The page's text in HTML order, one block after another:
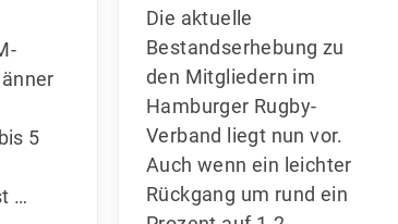
5
…
Die aktuelle
Bestandserhebung zu
den Mitgliedern im
Hamburger Rugby-
Verband liegt nun vor.
Auch wenn ein leichter
Rückgang um rund ein